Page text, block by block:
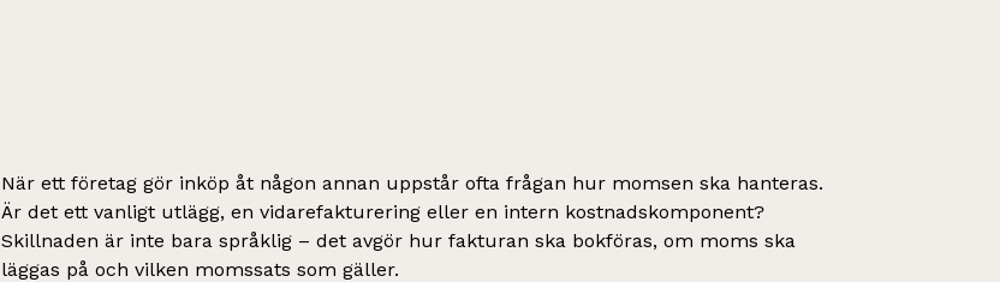
När ett företag gör inköp åt någon annan uppstår ofta frågan hur momsen ska hanteras.
Är det ett vanligt utlägg, en vidarefakturering eller en intern kostnadskomponent?
Skillnaden är inte bara språklig – det avgör hur fakturan ska bokföras, om moms ska
läggas på och vilken momssats som gäller.